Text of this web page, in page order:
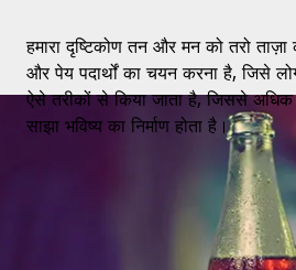
हमारा दृष्टिकोण तन और मन को तरो
और पेय पदार्थों का चयन करना है, जिसे
ऐसे तरीकों से किया जाता है, जिससे
साझा भविष्य का निर्माण होता है।